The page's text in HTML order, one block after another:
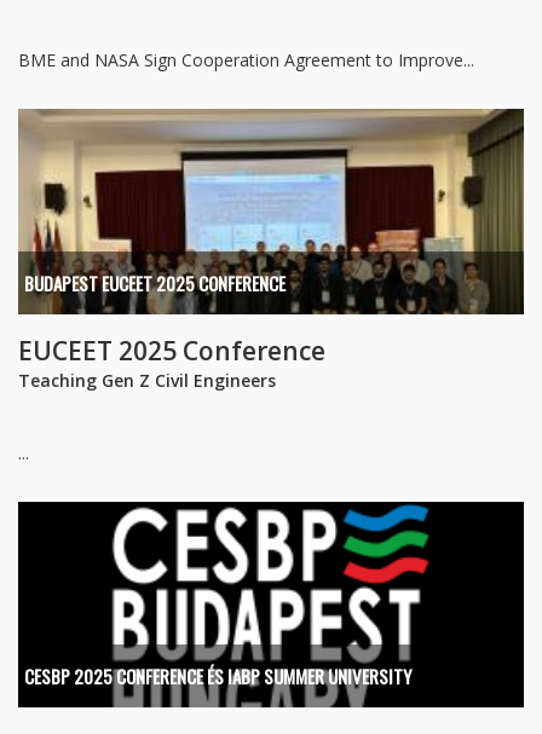
BME and NASA Sign Cooperation Agreement to Improve...
BUDAPEST EUCEET 2025 CONFERENCE
EUCEET 2025 Conference
Teaching Gen Z Civil Engineers
...
CESBP 2025 CONFERENCE ÉS IABP SUMMER UNIVERSITY